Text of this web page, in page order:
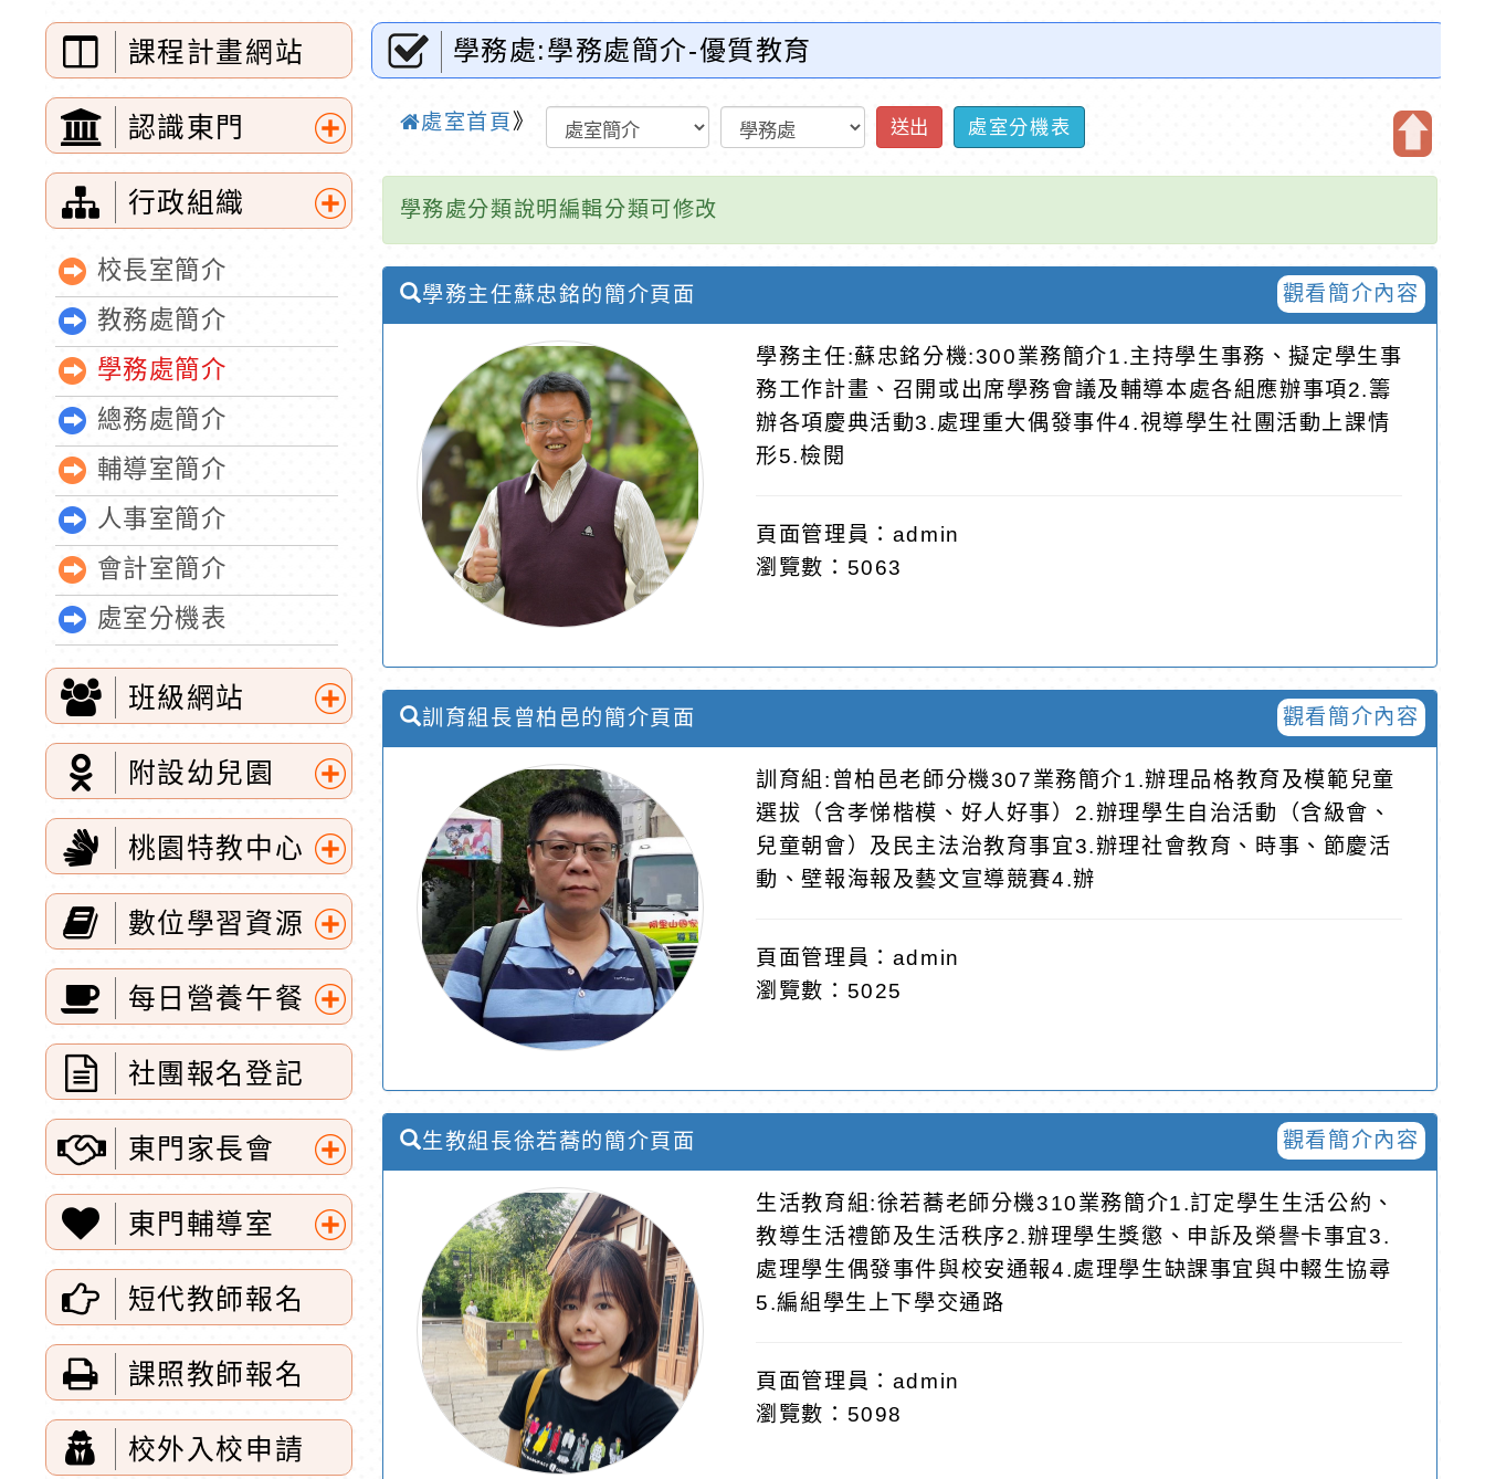
課程計畫網站
認識東門
展
開
單
行政組織
校長室簡介
教務處簡介
學務處簡介
總務處簡介
輔導室簡介
人事室簡介
會計室簡介
處室分機表
班級網站
展
開
選
單
附設幼兒園
展
開
選
單
桃園特教中心
展
開
選
單
數位學習資源
展
開
選
單
每日營養午餐
展
選
單
社團報名登記
東門家長會
展
開
選
單
東門輔導室
展
選
單
短代教師報名
課照教師報名
校外入校申請
區
塊
學務處:學務處簡介-優質教育
處室首頁 》 送出 處室分機表
學務處分類說明編輯分類可修改
學務主任蘇忠銘的簡介頁面 觀看簡介內容
學務主任:蘇忠銘分機:300業務簡介1.主持學生事務、擬定學生事
務工作計畫、召開或出席學務會議及輔導本處各組應辦事項2.籌
辦各項慶典活動3.處理重大偶發事件4.視導學生社團活動上課情
形5.檢閱
頁面管理員：admin
瀏覽數：5063
訓育組長曾柏邑的簡介頁面 觀看簡介內容
訓育組:曾柏邑老師分機307業務簡介1.辦理品格教育及模範兒童
選拔（含孝悌楷模、好人好事）2.辦理學生自治活動（含級會、
兒童朝會）及民主法治教育事宜3.辦理社會教育、時事、節慶活
動、壁報海報及藝文宣導競賽4.辦
頁面管理員：admin
瀏覽數：5025
生教組長徐若蕎的簡介頁面 觀看簡介內容
生活教育組:徐若蕎老師分機310業務簡介1.訂定學生生活公約、
教導生活禮節及生活秩序2.辦理學生獎懲、申訴及榮譽卡事宜3.
處理學生偶發事件與校安通報4.處理學生缺課事宜與中輟生協尋
5.編組學生上下學交通路
頁面管理員：admin
瀏覽數：5098